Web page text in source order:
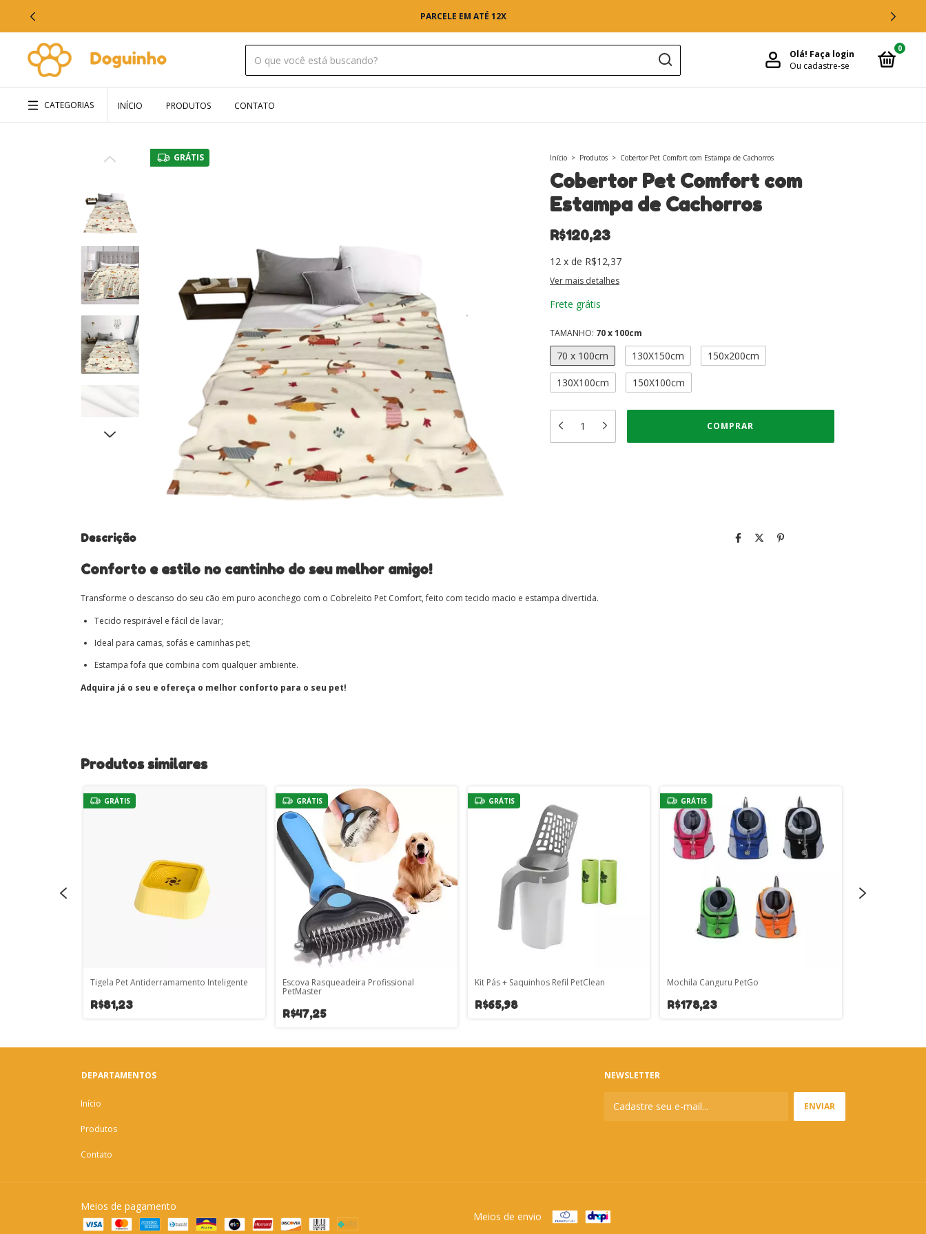
Olá! Faça login
Ou cadastre-se
0
CATEGORIAS INÍCIO PRODUTOS CONTATO
GRÁTIS Início > Produtos > Cobertor Pet Comfort com Estampa de Cachorros
Cobertor Pet Comfort com
Estampa de Cachorros
R$120,23
12 x de R$12,37
Ver mais detalhes
Frete grátis
TAMANHO: 70 x 100cm
70 x 100cm 130X150cm 150x200cm
130X100cm 150X100cm
Descrição
Conforto e estilo no cantinho do seu melhor amigo!
Transforme o descanso do seu cão em puro aconchego com o Cobreleito Pet Comfort, feito com tecido macio e estampa divertida.
Tecido respirável e fácil de lavar;
Ideal para camas, sofás e caminhas pet;
Estampa fofa que combina com qualquer ambiente.
Adquira já o seu e ofereça o melhor conforto para o seu pet!
Produtos similares
GRÁTIS
Tigela Pet Antiderramamento Inteligente
R$81,23
GRÁTIS
Escova Rasqueadeira Profissional
PetMaster
R$47,25
GRÁTIS
Kit Pás + Saquinhos Refil PetClean
R$65,98
GRÁTIS
Mochila Canguru PetGo
R$178,23
DEPARTAMENTOS
Início
Produtos
Contato
NEWSLETTER
Meios de pagamento
Meios de envio